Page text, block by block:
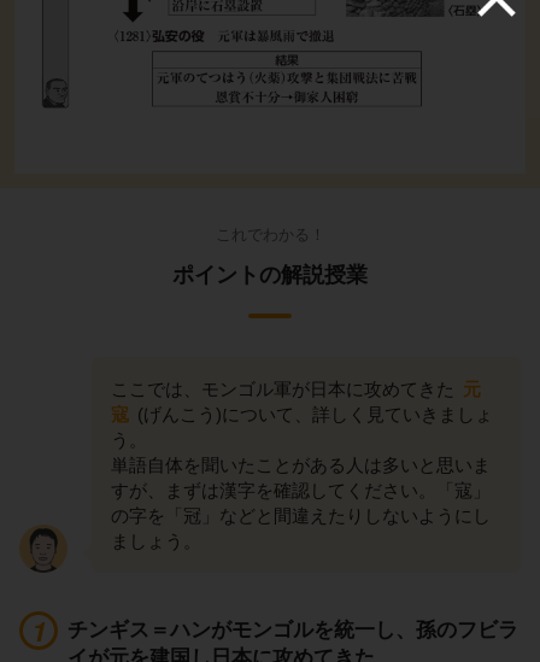
これでわかる！
ポイントの解説授業
ここでは、モンゴル軍が日本に攻めてきた 元
寇 (げんこう)について、詳しく見ていきましょ
う。
単語自体を聞いたことがある人は多いと思いま
すが、まずは漢字を確認してください。「寇」
の字を「冠」などと間違えたりしないようにし
ましょう。
チンギス＝ハンがモンゴルを統一し、孫のフビラ